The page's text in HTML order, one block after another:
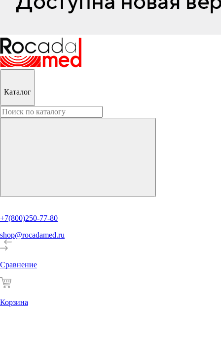
Каталог
+7(800)250-77-80
shop@rocadamed.ru
Сравнение
Корзина